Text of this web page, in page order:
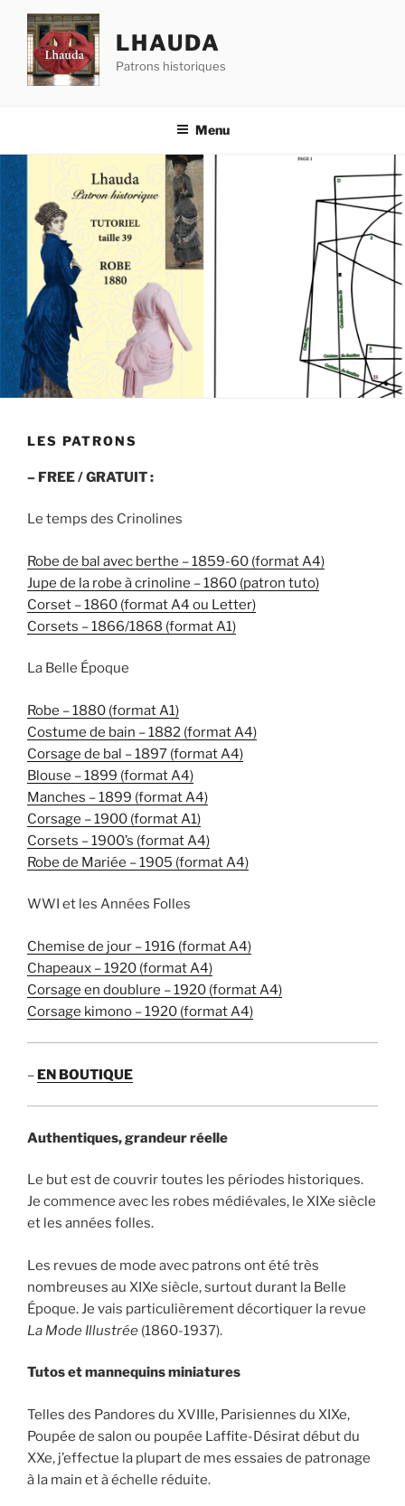
content
LHAUDA
Patrons historiques
Menu
LES PATRONS
– FREE / GRATUIT :
Le temps des Crinolines
Robe de bal avec berthe – 1859-60 (format A4)
Jupe de la robe à crinoline – 1860 (patron tuto)
Corset – 1860 (format A4 ou Letter)
Corsets – 1866/1868 (format A1)
La Belle Époque
Robe – 1880 (format A1)
Costume de bain – 1882 (format A4)
Corsage de bal – 1897 (format A4)
Blouse – 1899 (format A4)
Manches – 1899 (format A4)
Corsage – 1900 (format A1)
Corsets – 1900’s (format A4)
Robe de Mariée – 1905 (format A4)
WWI et les Années Folles
Chemise de jour – 1916 (format A4)
Chapeaux – 1920 (format A4)
Corsage en doublure – 1920 (format A4)
Corsage kimono – 1920 (format A4)
– EN BOUTIQUE
Authentiques, grandeur réelle
Le but est de couvrir toutes les périodes historiques.
Je commence avec les robes médiévales, le XIXe siècle
et les années folles.
Les revues de mode avec patrons ont été très
nombreuses au XIXe siècle, surtout durant la Belle
Époque. Je vais particulièrement décortiquer la revue
La Mode Illustrée (1860-1937).
Tutos et mannequins miniatures
Telles des Pandores du XVIIIe, Parisiennes du XIXe,
Poupée de salon ou poupée Laffite-Désirat début du
XXe, j’effectue la plupart de mes essaies de patronage
à la main et à échelle réduite.